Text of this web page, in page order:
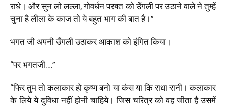
राधे। और सुन लो लल्ला, गोवर्धन परबत को उँगली पर उठाने वाले ने तुम्हें
चुना है लीला के काज तो ये बहुत भाग की बात है।”
भगत जी अपनी उँगली उठाकर आकाश को इंगित किया।
“पर भगतजी….”
“फिर तुम तो कलाकार हो कृष्ण बनो या कंस या कि राधा रानी। कलाकार
के लिये ये दुविधा नहीं होनी चाहिये। जिस चरित्र को वह जीता है उसमें